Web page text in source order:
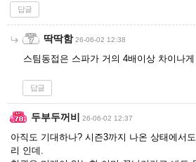
답글
딱딱함 26-06-02 12:38
스팀동접은 스파가 거의 4배이상 차이나
답글
두부두꺼비 26-06-02 12:37
아직도 기대하나? 시즌3까지 나온 상태에서
리 인데.